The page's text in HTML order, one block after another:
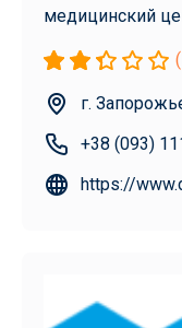
медицинский
г.
+38 (093)
https://